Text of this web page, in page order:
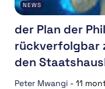
NEWS
der Plan der
rückverfolgbar
den
Peter Mwangi - 11